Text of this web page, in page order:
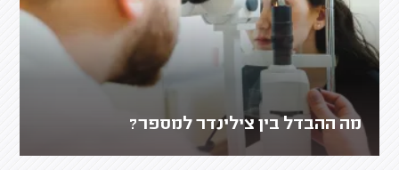
מה ההבדל בין צילינדר למספר?